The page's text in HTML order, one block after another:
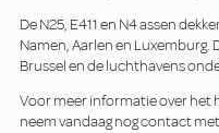
De N25, E411 en N4 assen
Namen, Aarlen en
Brussel en de luchthavens
Voor meer informatie over het
neem vandaag nog contact